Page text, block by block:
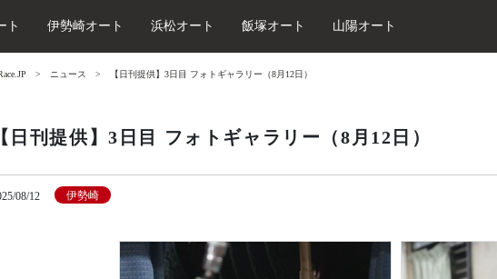
ト 伊勢崎オート 浜松オート 飯塚オート 山陽オート
ニュース 【日刊提供】3日目 フォトギャラリー（8月12日）
【日刊提供】3日目 フォトギャラリー（8月12日）
08/12 伊勢崎